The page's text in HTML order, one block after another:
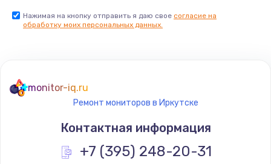
Нажимая на кнопку отправить я даю свое согласие на
обработку моих персональных данных.
monitor-iq.ru
Ремонт мониторов в Иркутске
Контактная информация
+7 (395) 248-20-31